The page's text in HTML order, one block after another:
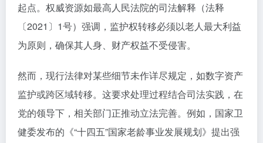
起点。权威资源如最高人民法院的司法解释（法释
〔2021〕1号）强调，监护权转移必须以老人最大利益
为原则，确保其人身、财产权益不受侵害。
然而，现行法律对某些细节未作详尽规定，如数字资产
监护或跨区域转移。这要求处理过程结合司法实践，在
党的领导下，相关部门正推动立法完善。例如，国家卫
健委发布的《“十四五”国家老龄事业发展规划》提出强